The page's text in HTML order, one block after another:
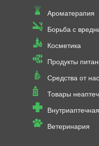
Ароматерапия
Борьба с
Косметика
Продукты
Средства от
Товары
Ветеринария